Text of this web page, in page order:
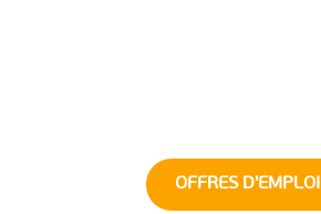
OFFRES D'EMPLOI